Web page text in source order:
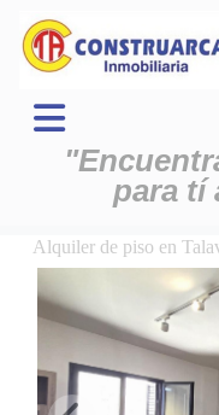
para tí
Alquiler de piso en